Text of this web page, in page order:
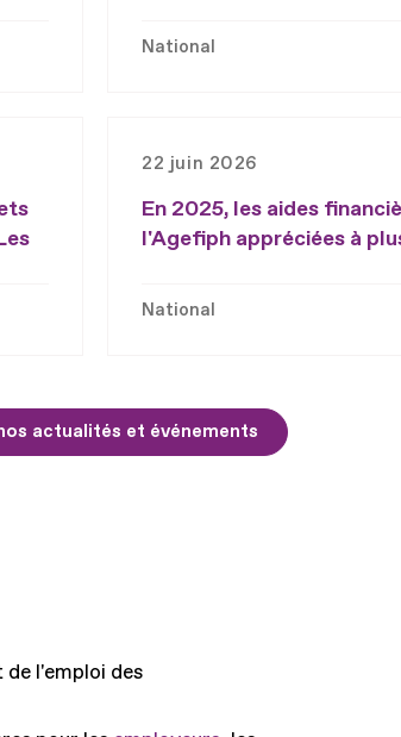
National
22 juin 2026
En 2025, les aides
l'Agefiph appréciées à
National
actualités et événements
l'emploi des